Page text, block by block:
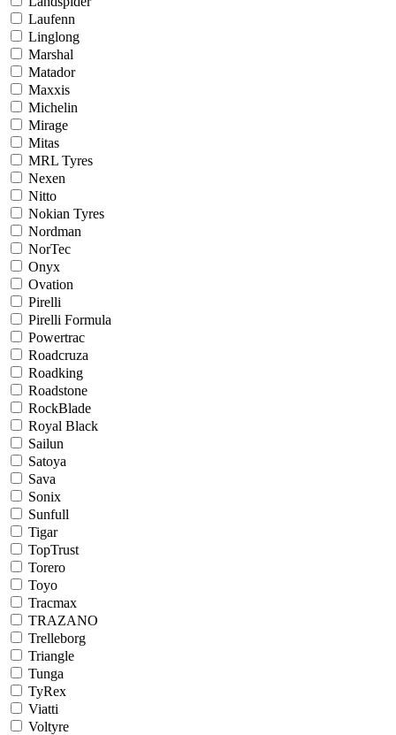
Laufenn
Linglong
Marshal
Matador
Maxxis
Michelin
Mirage
Mitas
MRL Tyres
Nexen
Nitto
Nokian Tyres
Nordman
NorTec
Onyx
Ovation
Pirelli
Pirelli Formula
Powertrac
Roadcruza
Roadking
Roadstone
RockBlade
Royal Black
Sailun
Satoya
Sava
Sonix
Sunfull
Tigar
TopTrust
Torero
Toyo
Tracmax
TRAZANO
Trelleborg
Triangle
Tunga
TyRex
Viatti
Voltyre